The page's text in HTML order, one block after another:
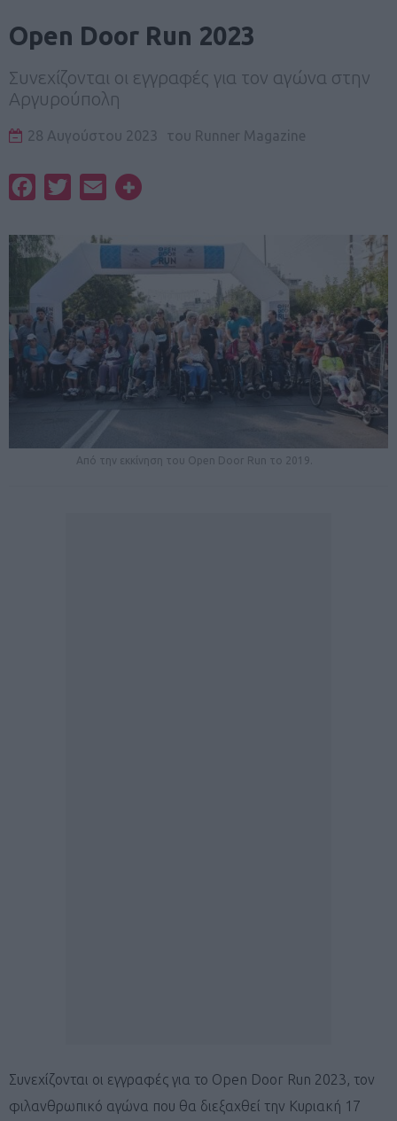
Open Door Run 2023
Συνεχίζονται οι εγγραφές για τον αγώνα στην
Αργυρούπολη
28 Αυγούστου 2023 του Runner Magazine
FacebookTwitterEmail
Από την εκκίνηση του Open Door Run το 2019.
Συνεχίζονται οι εγγραφές για το Open Door Run 2023, τον
φιλανθρωπικό αγώνα που θα διεξαχθεί την Κυριακή 17